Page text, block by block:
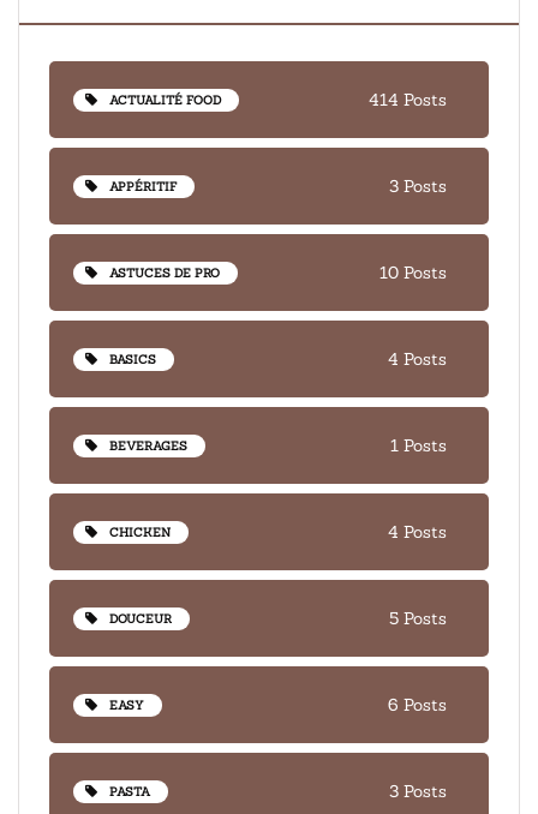
ACTUALITÉ FOOD 414 Posts
APPÉRITIF 3 Posts
ASTUCES DE PRO 10 Posts
BASICS 4 Posts
BEVERAGES 1 Posts
CHICKEN 4 Posts
DOUCEUR 5 Posts
EASY 6 Posts
PASTA 3 Posts